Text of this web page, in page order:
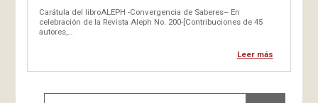
Carátula del libroALEPH -Convergencia de Saberes– En
celebración de la Revista Aleph No. 200-[Contribuciones de 45
autores,…
Leer más